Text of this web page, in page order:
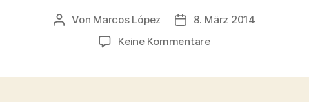
Beitragsautor
Von Marcos López Veröffentlichungsdatum
8. März 2014
Keine Kommentarezu